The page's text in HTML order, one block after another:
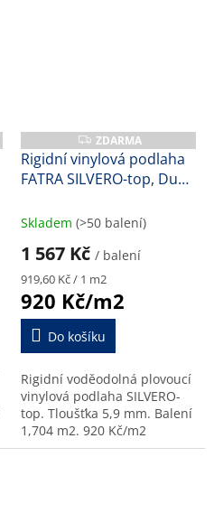
Z
D
A
R
ZDARMA
Rigidní vinylová podlaha
FATRA SILVERO-top, Dub
Skladem (>50 balení)
1 567 Kč / balení
Měrná
cena:
919,60 Kč / 1 m2
920 Kč/m2
Do košíku
Rigidní voděodolná plovoucí
vinylová podlaha SILVERO-
top. Tloušťka 5,9 mm. Balení
1,704 m2. 920 Kč/m2